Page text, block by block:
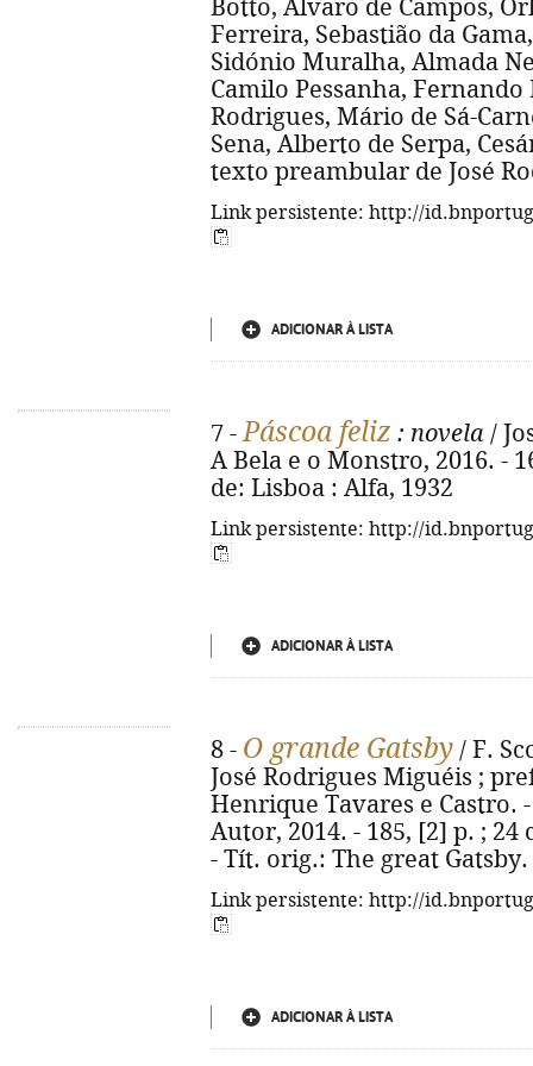
Botto, Álvaro de Campos,
Ferreira, Sebastião da
Sidónio Muralha, Almada
Camilo Pessanha,
Rodrigues, Mário de Sá-
Sena, Alberto de Serpa,
texto preambular de José
Link persistente: http://
ADICIONAR À LISTA
7 -Páscoa feliz : novela /
A Bela e o Monstro, 2016. -
de: Lisboa : Alfa, 1932
Link persistente: http://
ADICIONAR À LISTA
8 - O grande Gatsby / F.
José Rodrigues Miguéis ;
Henrique Tavares e Castro.
Autor, 2014. - 185, [2] p. ;
- Tít. orig.: The great Gatsby.
Link persistente: http://
ADICIONAR À LISTA